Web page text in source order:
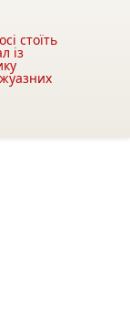
стоїть
із